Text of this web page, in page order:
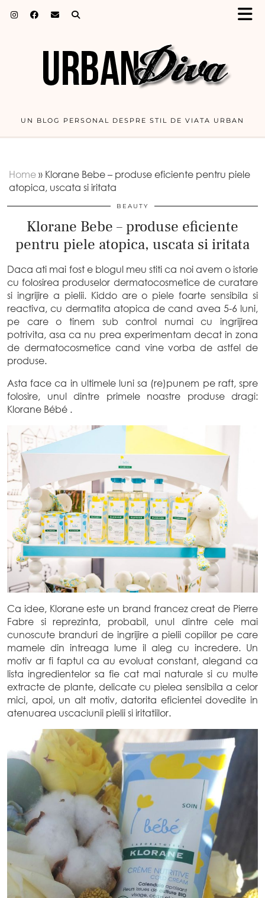
UN BLOG PERSONAL DESPRE STIL DE VIATA URBAN
Home » Klorane Bebe – produse eficiente pentru piele
atopica, uscata si iritata
BEAUTY
Klorane Bebe – produse eficiente
pentru piele atopica, uscata si iritata
Daca ati mai fost e blogul meu stiti ca noi avem o istorie
cu folosirea produselor dermatocosmetice de curatare
si ingrijire a pielii. Kiddo are o piele foarte sensibila si
reactiva, cu dermatita atopica de cand avea 5-6 luni,
pe care o tinem sub control numai cu ingrijirea
potrivita, asa ca nu prea experimentam decat in zona
de dermatocosmetice cand vine vorba de astfel de
produse.
Asta face ca in ultimele luni sa (re)punem pe raft, spre
folosire, unul dintre primele noastre produse dragi:
Klorane Bébé .
Ca idee, Klorane este un brand francez creat de Pierre
Fabre si reprezinta, probabil, unul dintre cele mai
cunoscute branduri de ingrijire a pielii copiilor pe care
mamele din intreaga lume il aleg cu incredere. Un
motiv ar fi faptul ca au evoluat constant, alegand ca
lista ingredientelor sa fie cat mai naturale si cu multe
extracte de plante, delicate cu pielea sensibila a celor
mici, apoi, un alt motiv, datorita eficientei dovedite in
atenuarea uscaciunii pielii si iritatiilor.